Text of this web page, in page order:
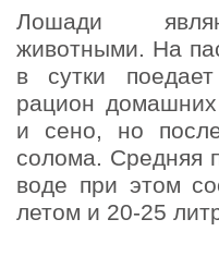
Лошади
животными. На
в сутки
рацион
и сено, но
солома. Средняя
воде при этом
летом и 20-25